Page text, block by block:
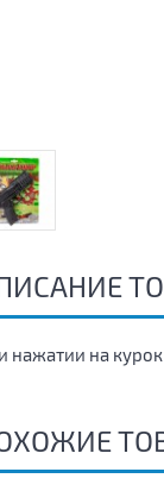
нажатии на